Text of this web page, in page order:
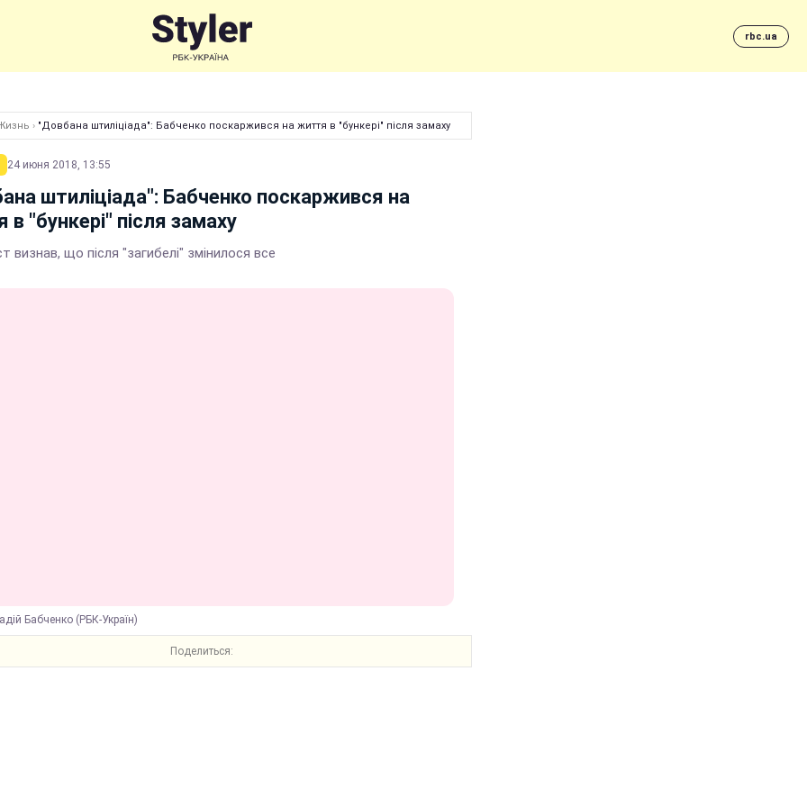
rbc.ua
› "Довбана штиліціада": Бабченко поскаржився на життя в "бункері" після замаху
24 июня 2018, 13:55
штиліціада": Бабченко поскаржився на
"бункері" після замаху
визнав, що після "загибелі" змінилося все
Бабченко (РБК-Україн)
Поделиться: